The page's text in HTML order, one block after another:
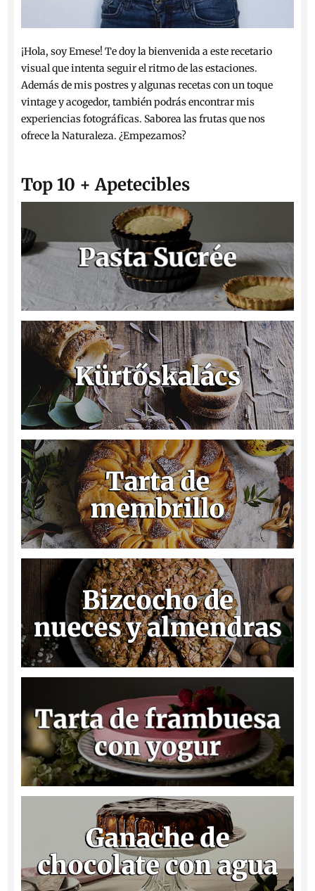
¡Hola, soy Emese! Te doy la bienvenida a este recetario
visual que intenta seguir el ritmo de las estaciones.
Además de mis postres y algunas recetas con un toque
vintage y acogedor, también podrás encontrar mis
experiencias fotográficas. Saborea las frutas que nos
ofrece la Naturaleza. ¿Empezamos?
Top 10 + Apetecibles